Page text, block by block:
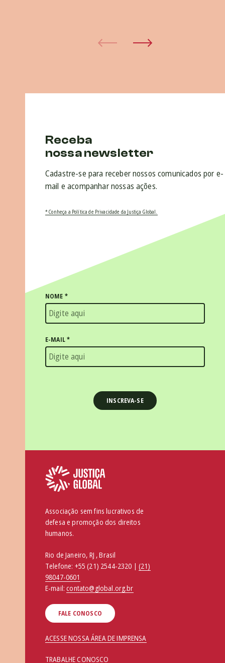
Receba
nossa newsletter
Cadastre-se para receber nossos comunicados por e-
mail e acompanhar nossas ações.
* Conheça a Política de Privacidade da Justiça Global.
NOME *
E-MAIL*
Associação sem fins lucrativos de
defesa e promoção dos direitos
humanos.
Rio de Janeiro, RJ , Brasil
Telefone: +55 (21) 2544-2320 | (21)
98047-0601
E-mail:contato@global.org.br
FALE CONOSCO
ACESSE NOSSA ÁREA DE IMPRENSA
TRABALHE CONOSCO